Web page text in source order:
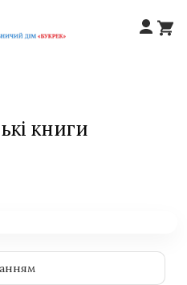
книги